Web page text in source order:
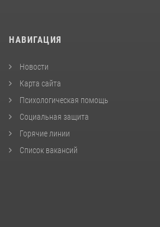
НАВИГАЦИЯ
Новости
Карта сайта
Психологическая помощь
Социальная защита
Горячие линии
Список вакансий